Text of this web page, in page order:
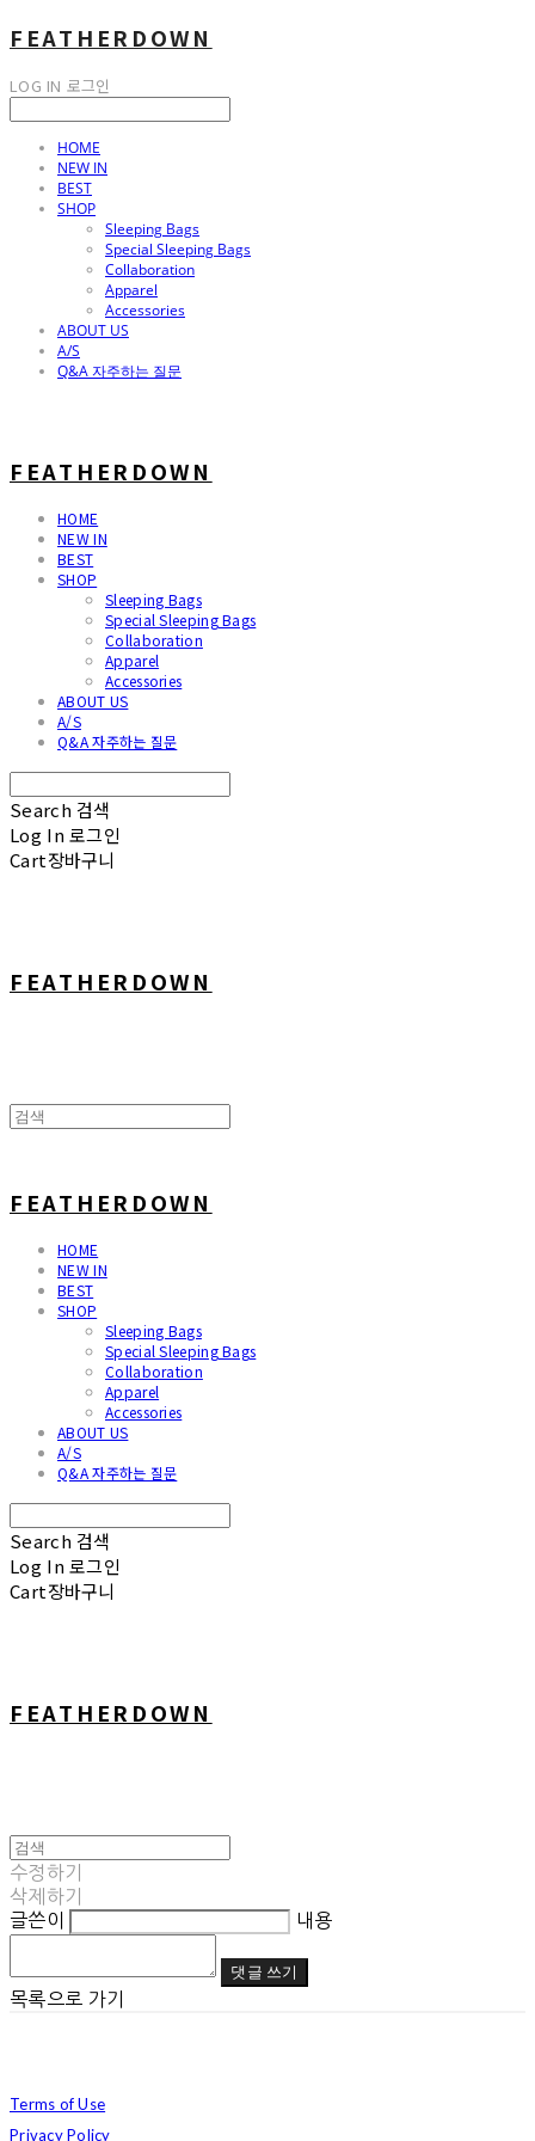
FEATHERDOWN
LOG IN 로그인
HOME
NEW IN
BEST
SHOP
Sleeping Bags
Special Sleeping Bags
Collaboration
Apparel
Accessories
ABOUT US
A/S
Q&A 자주하는 질문
FEATHERDOWN
HOME
NEW IN
BEST
SHOP
Sleeping Bags
Special Sleeping Bags
Collaboration
Apparel
Accessories
ABOUT US
A/S
Q&A 자주하는 질문
Search 검색
Log In 로그인
Cart장바구니
FEATHERDOWN
FEATHERDOWN
HOME
NEW IN
BEST
SHOP
Sleeping Bags
Special Sleeping Bags
Collaboration
Apparel
Accessories
ABOUT US
A/S
Q&A 자주하는 질문
Search 검색
Log In 로그인
Cart장바구니
FEATHERDOWN
수정하기
삭제하기
글쓴이
내용
댓글 쓰기
목록으로 가기
Terms of Use
Privacy Policy